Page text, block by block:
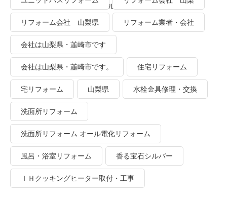
業者・会社 ＴＯＴＯリモデルクラブ
リフォーム会社 山梨県 リフォーム業者・会社
会社は山梨県・韮崎市です
会社は山梨県・韮崎市です。 住宅リフォーム
宅リフォーム 山梨県 水栓金具修理・交換
洗面所リフォーム
洗面所リフォーム オール電化リフォーム
風呂・浴室リフォーム 香る宝石シルバー
ＩＨクッキングヒーター取付・工事